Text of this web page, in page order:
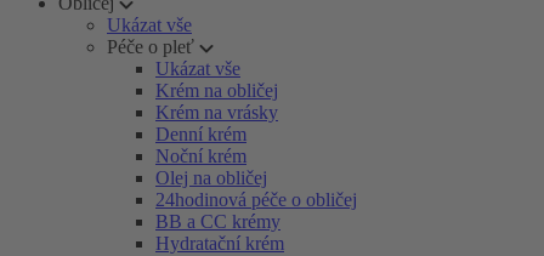
Ukázat vše
Péče o pleť
Ukázat vše
Krém na obličej
Krém na vrásky
Denní krém
Noční krém
Olej na obličej
24hodinová péče o obličej
BB a CC krémy
Hydratační krém